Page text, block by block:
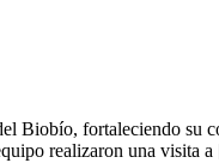
Biobío, fortaleciendo su
realizaron una visita